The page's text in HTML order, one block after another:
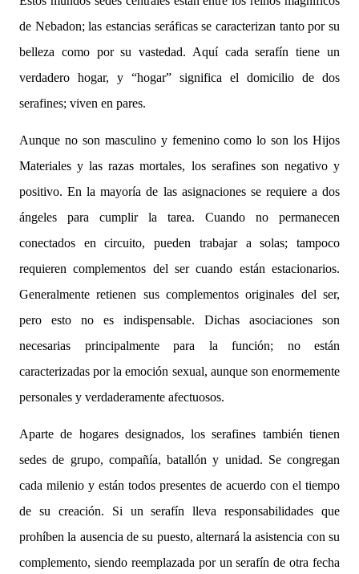
de Nebadon; las estancias seráficas se caracterizan tanto por su
belleza como por su vastedad. Aquí cada serafín tiene un
verdadero hogar, y “hogar” significa el domicilio de dos
serafines; viven en pares.
Aunque no son masculino y femenino como lo son los Hijos
Materiales y las razas mortales, los serafines son negativo y
positivo. En la mayoría de las asignaciones se requiere a dos
ángeles para cumplir la tarea. Cuando no permanecen
conectados en circuito, pueden trabajar a solas; tampoco
requieren complementos del ser cuando están estacionarios.
Generalmente retienen sus complementos originales del ser,
pero esto no es indispensable. Dichas asociaciones son
necesarias principalmente para la función; no están
caracterizadas por la emoción sexual, aunque son enormemente
personales y verdaderamente afectuosos.
Aparte de hogares designados, los serafines también tienen
sedes de grupo, compañía, batallón y unidad. Se congregan
cada milenio y están todos presentes de acuerdo con el tiempo
de su creación. Si un serafín lleva responsabilidades que
prohíben la ausencia de su puesto, alternará la asistencia con su
complemento, siendo reemplazada por un serafín de otra fecha